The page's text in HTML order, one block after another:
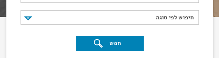
חיפוש לפי סוגה
חיפוש לפי סוגה
חפש